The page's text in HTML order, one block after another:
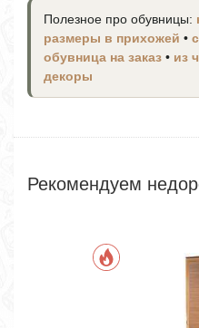
Полезное про обувницы:
размеры в прихожей •
обувница на заказ • из
декоры
Рекомендуем